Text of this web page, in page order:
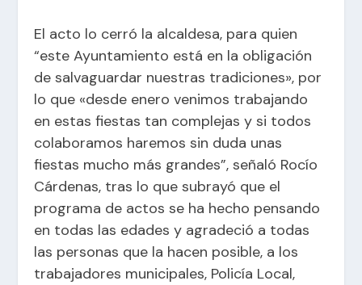
El acto lo cerró la alcaldesa, para quien
“este Ayuntamiento está en la obligación
de salvaguardar nuestras tradiciones», por
lo que «desde enero venimos trabajando
en estas fiestas tan complejas y si todos
colaboramos haremos sin duda unas
fiestas mucho más grandes”, señaló Rocío
Cárdenas, tras lo que subrayó que el
programa de actos se ha hecho pensando
en todas las edades y agradeció a todas
las personas que la hacen posible, a los
trabajadores municipales, Policía Local,